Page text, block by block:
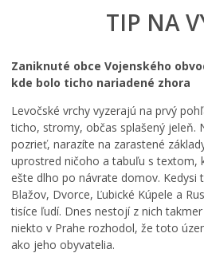
TIP NA
Zaniknuté obce Vojenského
kde bolo ticho nariadené zhora
Levočské vrchy vyzerajú na prvý
ticho, stromy, občas splašený jeleň.
pozrieť, narazíte na zarastené
uprostred ničoho a tabuľu s textom,
ešte dlho po návrate domov.
Blažov, Dvorce, Ľubické Kúpele a
tisíce ľudí. Dnes nestojí z nich
niekto v Prahe rozhodol, že toto
ako jeho obyvatelia.